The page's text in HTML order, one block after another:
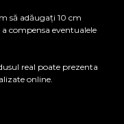
să adăugați 10 cm
compensa eventualele
real poate prezenta
online.